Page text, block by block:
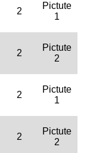
2
Pictute
1
2
Pictute
2
2
Pictute
1
2
Pictute
2